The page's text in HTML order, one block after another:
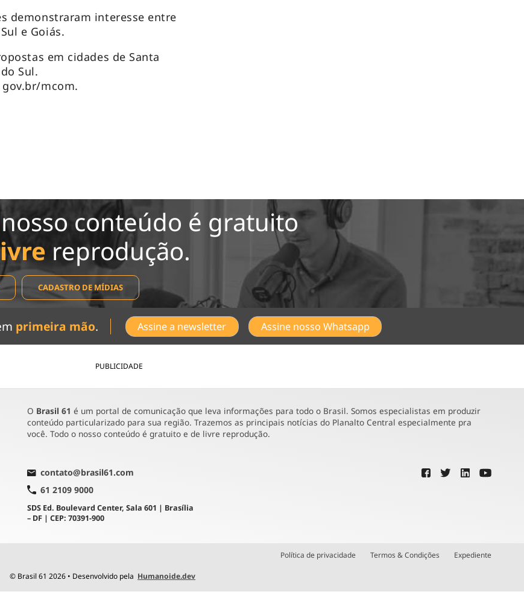
demonstraram interesse entre
e Goiás.
em cidades de Santa
Sul.
gov.br/mcom.
conteúdo é gratuito
reprodução.
CADASTRO DE MÍDIAS
primeira mão. Assine a newsletter Assine nosso Whatsapp
PUBLICIDADE
O Brasil 61 é um portal de comunicação que leva informações para todo o Brasil. Somos especialistas em produzir
conteúdo particularizado para sua região. Trazemos as principais notícias do Planalto Central especialmente pra
você. Todo o nosso conteúdo é gratuito e de livre reprodução.
contato@brasil61.com
61 2109 9000
SDS Ed. Boulevard Center, Sala 601 | Brasília
– DF | CEP: 70391-900
Política de privacidade Termos & Condições Expediente
© Brasil 61 2026 • Desenvolvido pela Humanoide.dev